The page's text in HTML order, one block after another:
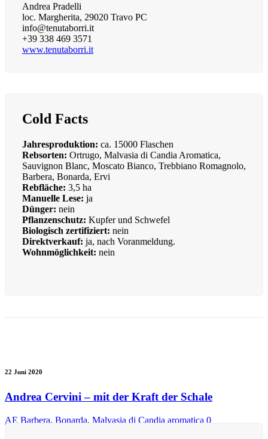
Andrea Pradelli
loc. Margherita, 29020 Travo PC
info@tenutaborri.it
+39 338 469 3571
www.tenutaborri.it
Cold Facts
Jahresproduktion: ca. 15000 Flaschen
Rebsorten: Ortrugo, Malvasia di Candia Aromatica,
Sauvignon Blanc, Moscato Bianco, Trebbiano Romagnolo,
Barbera, Bonarda, Ervi
Rebfläche: 3,5 ha
Manuelle Lese: ja
Dünger: nein
Pflanzenschutz: Kupfer und Schwefel
Biologisch zertifiziert: nein
Direktverkauf: ja, nach Voranmeldung.
Wohnmöglichkeit: nein
22 Juni 2020
Andrea Cervini – mit der Kraft der Schale
AE Barbera, Bonarda, Malvasia di Candia aromatica 0